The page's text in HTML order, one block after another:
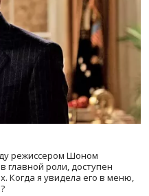
режиссером Шоном
роли, доступен
Когда я увидела его в меню,